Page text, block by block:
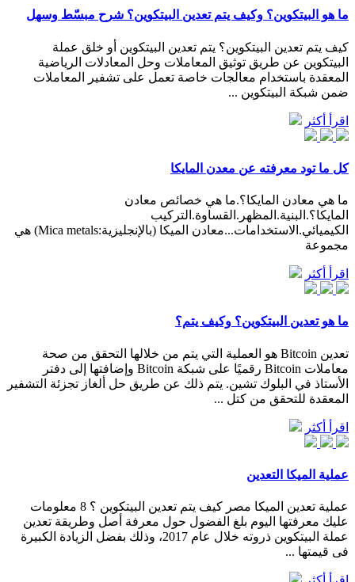
ما هو البيتكوين؟ وكيف يتم تعدين البيتكوين؟ شرح مبسّط وسهل
كيف يتم تعدين البيتكوين؟ يتم تعدين البيتكوين أو خلق عملة
البيتكوين عن طريق توثيق المعاملات وحل المعادلات الرياضية
المعقدة باستخدام معالجات خاصة تعمل على تشفير المعاملات
ضمن شبكة البيتكوين ...
اقرأ أكثر
كل ما تود معرفته عن معدن المايكا
ما هي معادن المايكا؟.ما هي خصائص معادن
المايكا؟.البنية.المظهر.القساوة.التركيب
الكيميائي.الاستخدامات...معادن الميكا (بالإنجليزية:Mica metals) هي
مجموعة
اقرأ أكثر
ما هو تعدين البيتكوين؟ وكيف يتم؟
تعدين Bitcoin هو العملية التي يتم من خلالها التحقق من صحة
معاملات Bitcoin رقميًا على شبكة Bitcoin وإضافتها إلى دفتر
الأستاذ في البلوك تشين. يتم ذلك عن طريق حل ألغاز تجزئة التشفير
المعقدة للتحقق من كتل ...
اقرأ أكثر
عملية الميكا التعدين
عملية تعدين الميكا مصر كيف يتم تعدين البيتكوين ؟ 8 معلومات
عليك معرفتها اليوم بلغ الفضول حول معرفة أصل وطريقة تعدين
عملة البيتكوين ذروته خلال عام 2017، وذلك بفضل الزيادة الكبيرة
فى قيمتها ...